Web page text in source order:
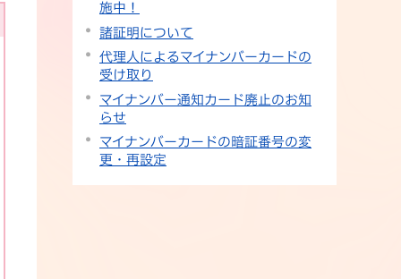
施中！
諸証明について
代理人によるマイナンバーカードの
受け取り
マイナンバー通知カード廃止のお知
らせ
マイナンバーカードの暗証番号の変
更・再設定